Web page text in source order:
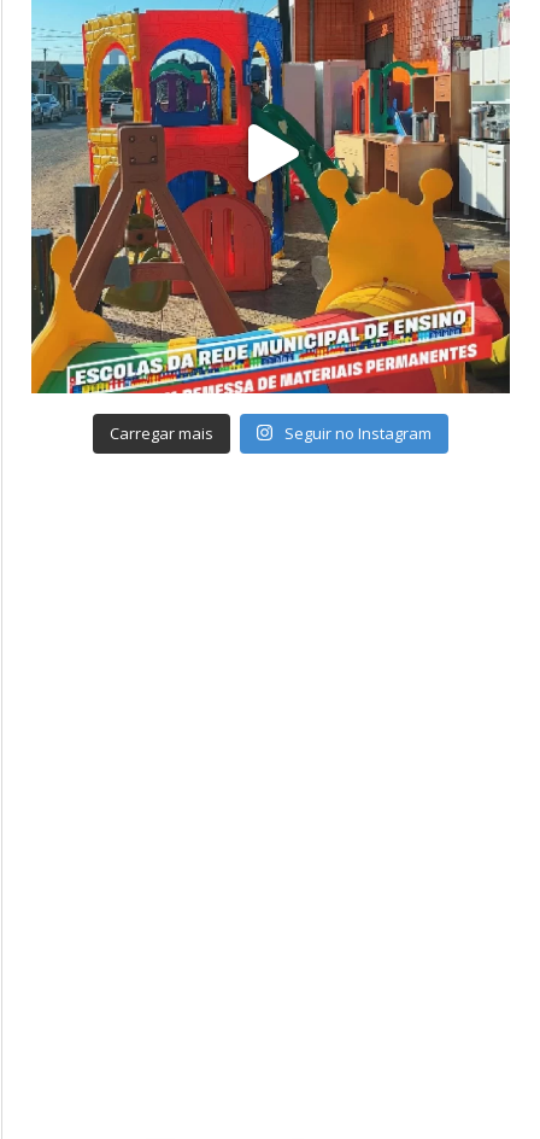
Carregar mais Seguir no Instagram